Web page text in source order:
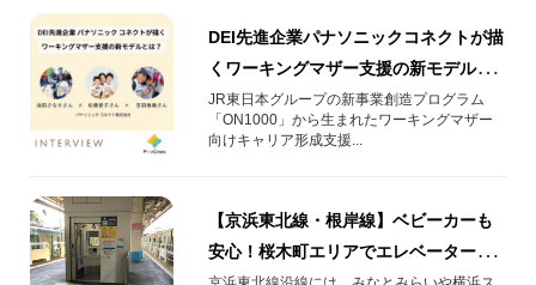
DEI先進企業パナソニックコネクトが描
くワーキングマザー支援の新モデルと
は？
JR東日本グループの新事業創造プログラム
「ON1000」から生まれたワーキングマザー
向けキャリア形成支援...
【京浜東北線・根岸線】ベビーカーも
安心！桜木町エリアでエレベーターに